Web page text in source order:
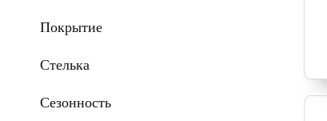
Покрытие
Стелька
Сезонность